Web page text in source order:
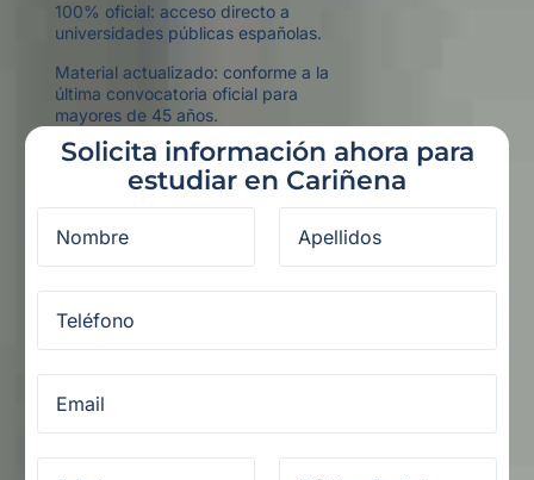
100% oficial: acceso directo a
universidades públicas españolas.
Material actualizado: conforme a la
última convocatoria oficial para
mayores de 45 años.
Solicita información ahora para
estudiar en Cariñena